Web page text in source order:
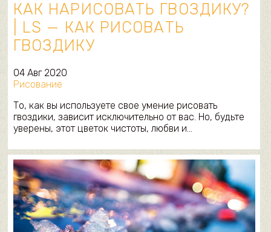
КАК НАРИСОВАТЬ ГВОЗДИКУ?
| LS — КАК РИСОВАТЬ
ГВОЗДИКУ
04 Авг 2020
Рисование
То, как вы используете свое умение рисовать
гвоздики, зависит исключительно от вас. Но, будьте
уверены, этот цветок чистоты, любви и…